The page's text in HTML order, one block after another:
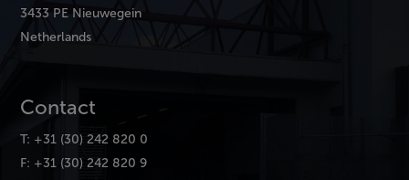
3433 PE Nieuwegein
Netherlands
Contact
T: +31 (30) 242 820 0
F: +31 (30) 242 820 9